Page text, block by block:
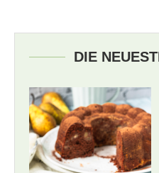
DIE